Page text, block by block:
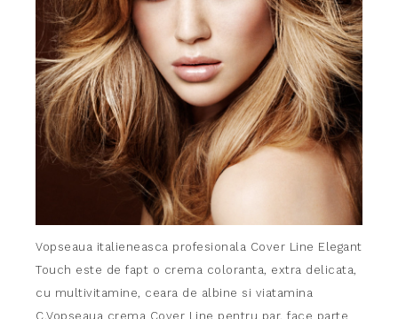
Vopseaua italieneasca profesionala Cover Line Elegant
Touch este de fapt o crema coloranta, extra delicata,
cu multivitamine, ceara de albine si viatamina
C.Vopseaua crema Cover Line pentru par, face parte